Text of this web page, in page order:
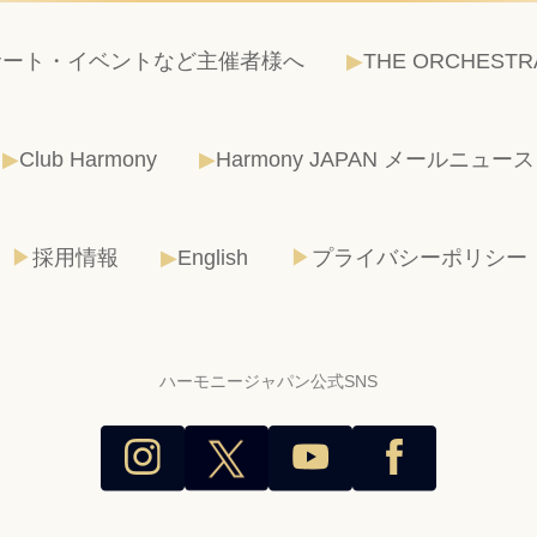
ト・イベントなど主催者様へ THE
Club Harmony Harmony JAPAN メールニュース
採用情報 English プライバシーポリシー
ハーモニージャパン公式SNS